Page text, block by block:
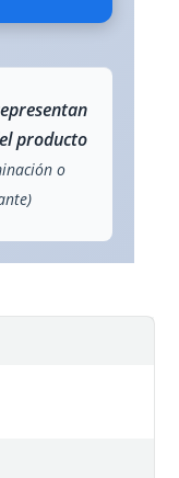
producto
o